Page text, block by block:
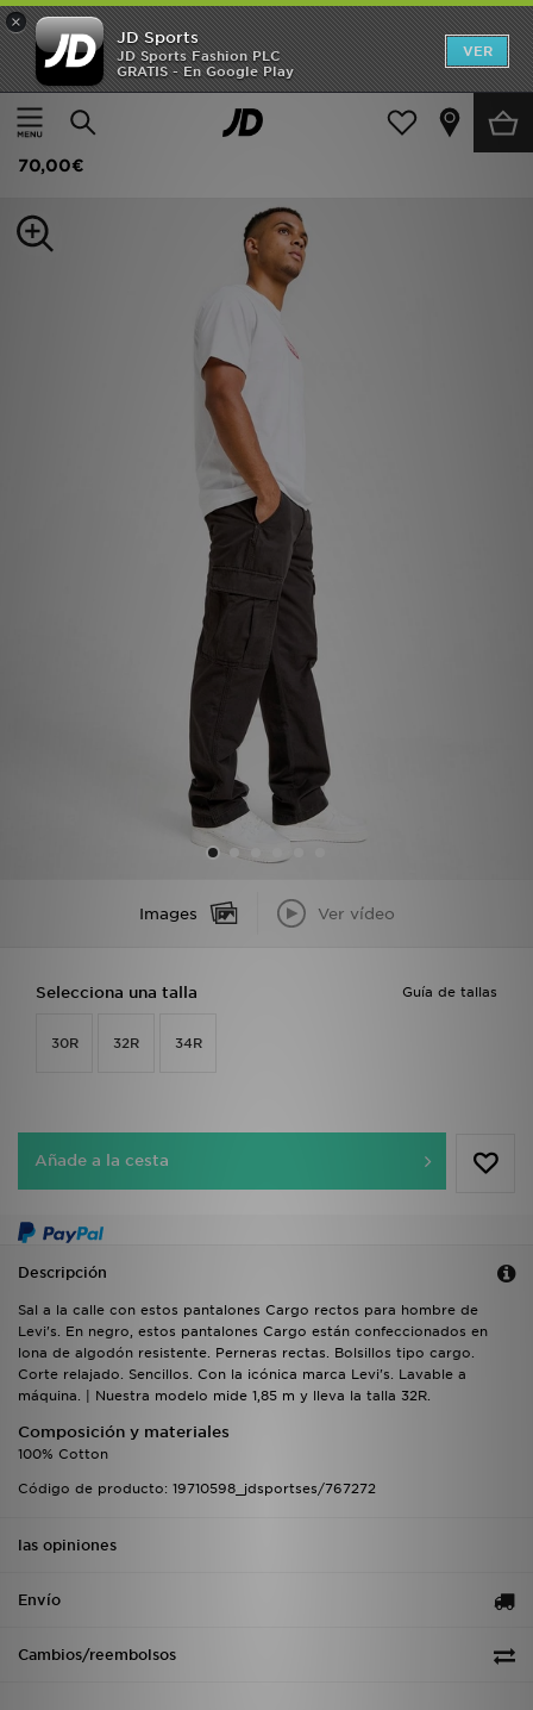
×
JD Sports
JD Sports Fashion PLC
GRATIS - En Google Play
VER
Página principal
Hombre Ropa de hombre
LEVI'S Pantalón cargo recto
70,00€
Images Ver vídeo
Guía de tallas
Selecciona una talla
30R 32R 34R
Añade a la cesta
Descripción
Sal a la calle con estos pantalones Cargo rectos para hombre de
Levi's. En negro, estos pantalones Cargo están confeccionados en
lona de algodón resistente. Perneras rectas. Bolsillos tipo cargo.
Corte relajado. Sencillos. Con la icónica marca Levi's. Lavable a
máquina. | Nuestra modelo mide 1,85 m y lleva la talla 32R.
Composición y materiales
100% Cotton
Código de producto: 19710598_jdsportses/767272
las opiniones
Envío
Cambios/reembolsos
Hombre
Mujer
Estilo